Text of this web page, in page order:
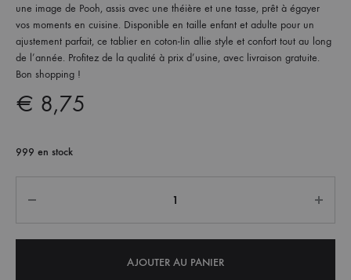
une image de Pooh, assis avec une théière et une tasse, prêt à égayer
vos moments en cuisine. Disponible en taille enfant et adulte pour un
ajustement parfait, ce tablier en coton-lin allie style et confort tout au long
de l’année. Profitez de la qualité à prix d’usine, avec livraison gratuite.
Bon shopping !
€ 8,75
999 en stock
AJOUTER AU PANIER